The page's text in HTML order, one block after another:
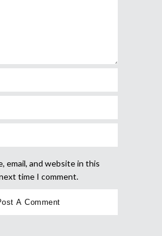
email, and website in this
time I comment.